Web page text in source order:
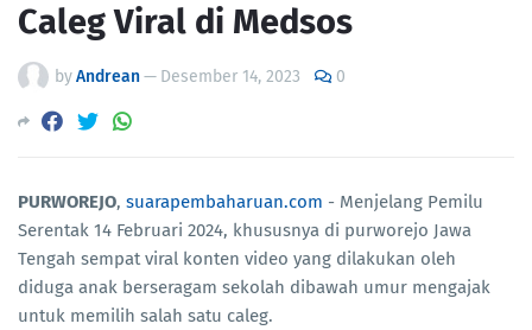
Caleg Viral di Medsos
byAndrean— Desember 14, 2023 0
PURWOREJO, suarapembaharuan.com - Menjelang Pemilu
Serentak 14 Februari 2024, khususnya di purworejo Jawa
Tengah sempat viral konten video yang dilakukan oleh
diduga anak berseragam sekolah dibawah umur mengajak
untuk memilih salah satu caleg.